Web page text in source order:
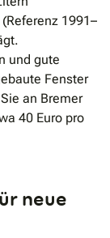
1991–
und gute
Fenster
an Bremer
40 Euro pro
neue